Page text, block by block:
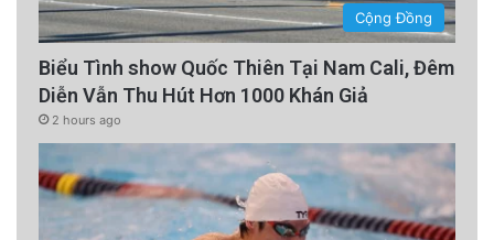
Cộng Đồng
Biểu Tình show Quốc Thiên Tại Nam Cali, Đêm
Diễn Vẫn Thu Hút Hơn 1000 Khán Giả
2 hours ago